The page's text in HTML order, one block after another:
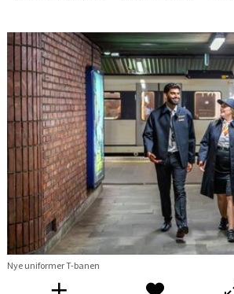
Nye uniformer T-banen